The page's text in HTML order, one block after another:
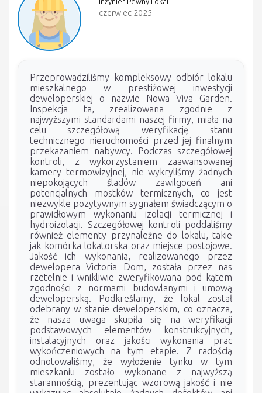
czerwiec 2025
Przeprowadziliśmy kompleksowy odbiór lokalu
mieszkalnego w prestiżowej inwestycji
deweloperskiej o nazwie Nowa Viva Garden.
Inspekcja ta, zrealizowana zgodnie z
najwyższymi standardami naszej firmy, miała na
celu szczegółową weryfikację stanu
technicznego nieruchomości przed jej finalnym
przekazaniem nabywcy. Podczas szczegółowej
kontroli, z wykorzystaniem zaawansowanej
kamery termowizyjnej, nie wykryliśmy żadnych
niepokojących śladów zawilgoceń ani
potencjalnych mostków termicznych, co jest
niezwykle pozytywnym sygnałem świadczącym o
prawidłowym wykonaniu izolacji termicznej i
hydroizolacji. Szczegółowej kontroli poddaliśmy
również elementy przynależne do lokalu, takie
jak komórka lokatorska oraz miejsce postojowe.
Jakość ich wykonania, realizowanego przez
dewelopera Victoria Dom, została przez nas
rzetelnie i wnikliwie zweryfikowana pod kątem
zgodności z normami budowlanymi i umową
deweloperską. Podkreślamy, że lokal został
odebrany w stanie deweloperskim, co oznacza,
że nasza uwaga skupiła się na weryfikacji
podstawowych elementów konstrukcyjnych,
instalacyjnych oraz jakości wykonania prac
wykończeniowych na tym etapie. Z radością
odnotowaliśmy, że wyłożenie tynku w tym
mieszkaniu zostało wykonane z najwyższą
starannością, prezentując wzorową jakość i nie